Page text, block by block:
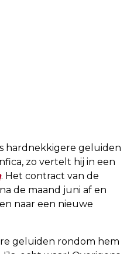
hardnekkigere geluiden
zo vertelt hij in een
. Het contract van de
de maand juni af en
naar een nieuwe
geluiden rondom hem